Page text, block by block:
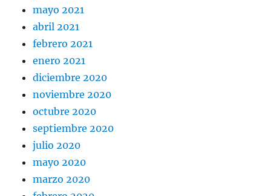
mayo 2021
abril 2021
febrero 2021
enero 2021
diciembre 2020
noviembre 2020
octubre 2020
septiembre 2020
julio 2020
mayo 2020
marzo 2020